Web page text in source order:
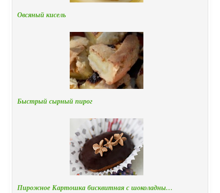
Овсяный кисель
Быстрый сырный пирог
Пирожное Картошка бисквитная с шоколадны…